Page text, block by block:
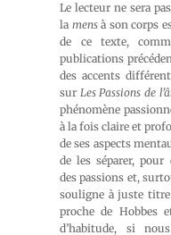
Le lecteur ne sera
la mensà son corps
de ce texte,
publications
des accents
sur Les Passions de
phénomène
à la fois claire et
de ses aspects
de les séparer,
des passions et,
souligne à juste titre
proche de Hobbes
d’habitude, si